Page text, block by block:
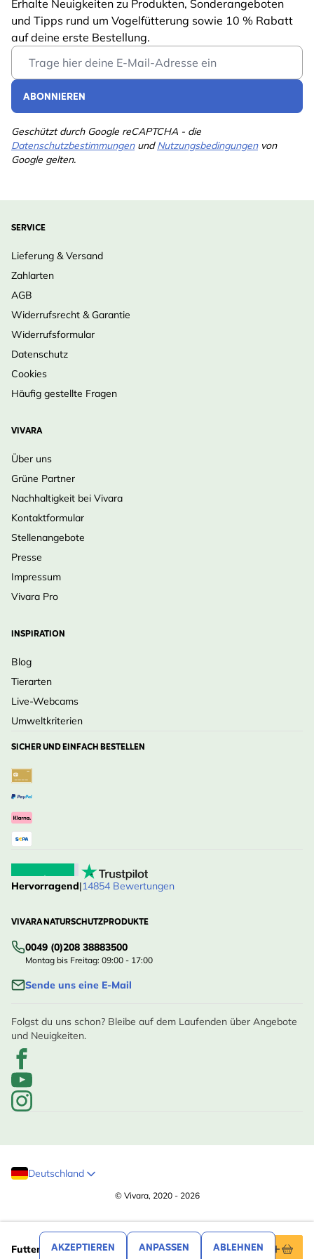
AKZEPTIEREN ANPASSEN ABLEHNEN
Futterhaus „Shaw“ 71
Erhalte Neuigkeiten zu Produkten, Sonderangeboten
und Tipps rund um Vogelfütterung sowie 10 % Rabatt
auf deine erste Bestellung.
Email Address
ABONNIEREN
Geschützt durch Google reCAPTCHA - die
DatenschutzbestimmungenundNutzungsbedingungenvon
Google gelten.
SERVICE
Lieferung & Versand
Zahlarten
AGB
Widerrufsrecht & Garantie
Widerrufsformular
Datenschutz
Cookies
Häufig gestellte Fragen
VIVARA
Über uns
Grüne Partner
Nachhaltigkeit bei Vivara
Kontaktformular
Stellenangebote
Presse
Impressum
Vivara Pro
INSPIRATION
Blog
Tierarten
Live-Webcams
Umweltkriterien
SICHER UND EINFACH BESTELLEN
Hervorragend|14854 Bewertungen
VIVARA NATURSCHUTZPRODUKTE
0049 (0)208 38883500
Montag bis Freitag: 09:00 - 17:00
Sende uns eine E-Mail
Folgst du uns schon? Bleibe auf dem Laufenden über Angebote
und Neuigkeiten.
Deutschland
© Vivara, 2020 - 2026